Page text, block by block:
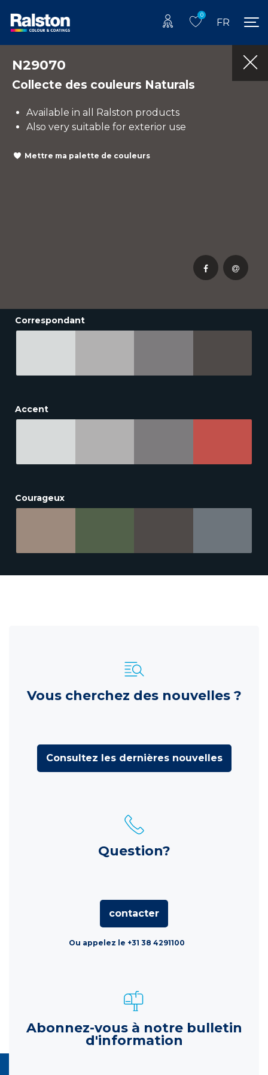
0
FR
N29070
Collecte des couleurs Naturals
Available in all Ralston products
Also very suitable for exterior use
Mettre ma palette de couleurs
Correspondant
Accent
Courageux
Vous cherchez des nouvelles ?
Consultez les dernières nouvelles
Question?
contacter
Ou appelez le +31 38 4291100
Abonnez-vous à notre bulletin
d'information